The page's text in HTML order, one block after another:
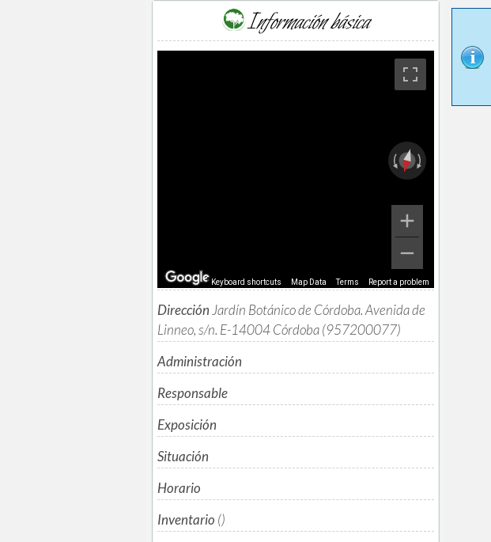
Información básica
Keyboard shortcuts Map Data Terms Report a problem
Dirección Jardín Botánico de Córdoba. Avenida de
Linneo, s/n. E-14004 Córdoba (957200077)
Administración
Responsable
Exposición
Situación
Horario
Inventario ()